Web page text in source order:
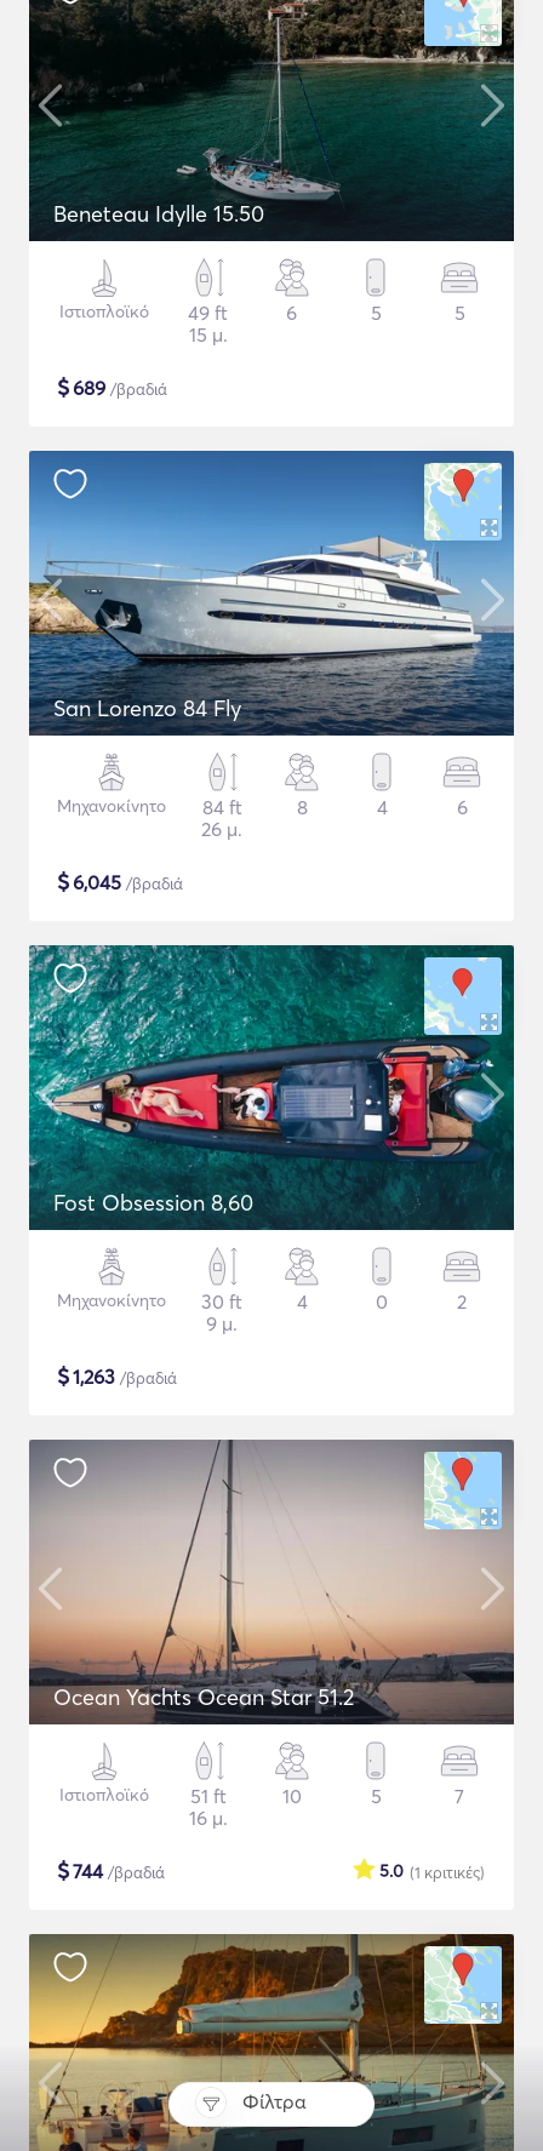
Φίλτρα
Beneteau Idylle 15.50
Ιστιοπλοϊκό
49 ft
15 μ.
6 5 5
$689 /βραδιά
San Lorenzo 84 Fly
Μηχανοκίνητο
84 ft
26 μ.
8 4 6
$6,045 /βραδιά
Fost Obsession 8,60
Μηχανοκίνητο
30 ft
9 μ.
4 0 2
$1,263 /βραδιά
Ocean Yachts Ocean Star 51.2
Ιστιοπλοϊκό
51 ft
16 μ.
10 5 7
$744/βραδιά (1 κριτικές)
5.0